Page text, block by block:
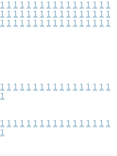
1 1 1 1 1 1 1 1 1 1 1 1 1 1 1 1 1
1 1 1 1 1 1 1 1 1 1 1 1 1 1 1 1 1
1 1 1 1 1 1 1 1 1 1 1 1 1 1 1 1 1
1 1 1 1 1 1 1 1 1 1 1 1 1 1 1 1 1
1
1 1 1 1 1 1 1 1 1 1 1 1 1 1 1 1 1
1